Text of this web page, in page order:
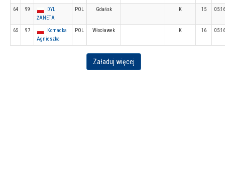
64 99
DYL
ŻANETA
POL Gdańsk K 15
65 97
Kornacka
Agnieszka
POL Włocławek K 16
Załaduj więcej